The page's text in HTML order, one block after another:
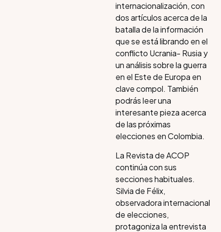
internacionalización, con
dos artículos acerca de la
batalla de la información
que se está librando en el
conflicto Ucrania- Rusia y
un análisis sobre la guerra
en el Este de Europa en
clave compol. También
podrás leer una
interesante pieza acerca
de las próximas
elecciones en Colombia.
La Revista de ACOP
continúa con sus
secciones habituales.
Silvia de Félix,
observadora internacional
de elecciones,
protagoniza la entrevista